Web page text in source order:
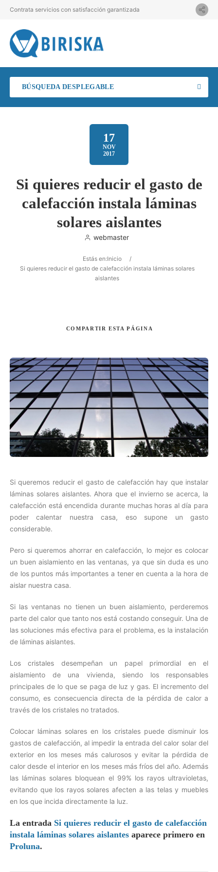
Contrata servicios con satisfacción garantizada
BÚSQUEDA DESPLEGABLE
Buscar
17
NOV
2017
Si quieres reducir el gasto de
calefacción instala láminas
solares aislantes
webmaster
Estás en:Inicio
/
Si quieres reducir el gasto de calefacción instala láminas solares
aislantes
COMPARTIR ESTA PÁGINA
Si queremos reducir el gasto de calefacción hay que instalar
láminas solares aislantes. Ahora que el invierno se acerca, la
calefacción está encendida durante muchas horas al día para
poder calentar nuestra casa, eso supone un gasto
considerable.
Pero si queremos ahorrar en calefacción, lo mejor es colocar
un buen aislamiento en las ventanas, ya que sin duda es uno
de los puntos más importantes a tener en cuenta a la hora de
aislar nuestra casa.
Si las ventanas no tienen un buen aislamiento, perderemos
parte del calor que tanto nos está costando conseguir. Una de
las soluciones más efectiva para el problema, es la instalación
de láminas aislantes.
Los cristales desempeñan un papel primordial en el
aislamiento de una vivienda, siendo los responsables
principales de lo que se paga de luz y gas. El incremento del
consumo, es consecuencia directa de la pérdida de calor a
través de los cristales no tratados.
Colocar láminas solares en los cristales puede disminuir los
gastos de calefacción, al impedir la entrada del calor solar del
exterior en los meses más calurosos y evitar la pérdida de
calor desde el interior en los meses más fríos del año. Además
las láminas solares bloquean el 99% los rayos ultravioletas,
evitando que los rayos solares afecten a las telas y muebles
en los que incida directamente la luz.
La entrada Si quieres reducir el gasto de calefacción
instala láminas solares aislantes aparece primero en
Proluna.